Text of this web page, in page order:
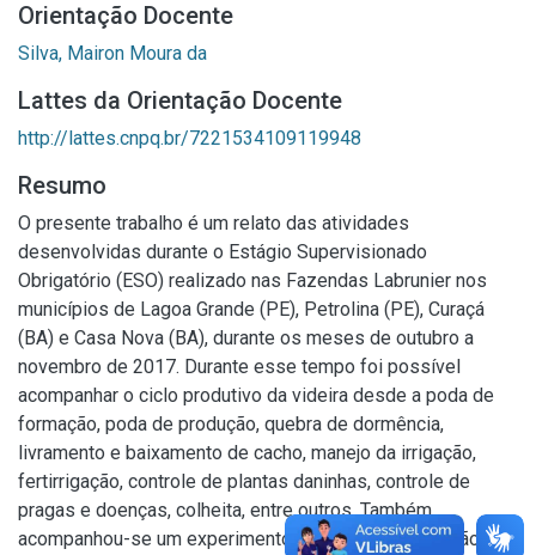
Orientação Docente
Silva, Mairon Moura da
Lattes da Orientação Docente
http://lattes.cnpq.br/7221534109119948
Resumo
O presente trabalho é um relato das atividades
desenvolvidas durante o Estágio Supervisionado
Obrigatório (ESO) realizado nas Fazendas Labrunier nos
municípios de Lagoa Grande (PE), Petrolina (PE), Curaçá
(BA) e Casa Nova (BA), durante os meses de outubro a
novembro de 2017. Durante esse tempo foi possível
acompanhar o ciclo produtivo da videira desde a poda de
formação, poda de produção, quebra de dormência,
livramento e baixamento de cacho, manejo da irrigação,
fertirrigação, controle de plantas daninhas, controle de
pragas e doenças, colheita, entre outros. Também
acompanhou-se um experimento com água de irrigação